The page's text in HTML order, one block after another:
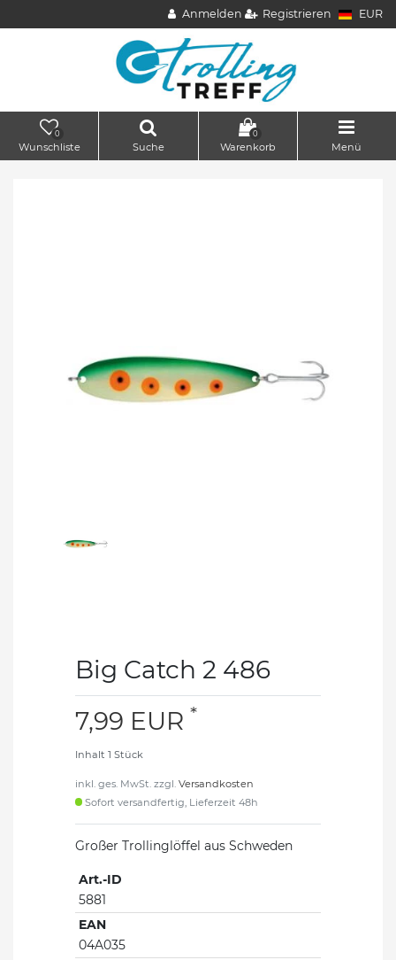
Anmelden Registrieren EUR
0
Wunschliste Suche
0
Warenkorb Menü
Big Catch 2 486
7,99 EUR *
Inhalt 1 Stück
inkl. ges. MwSt. zzgl. Versandkosten
Sofort versandfertig, Lieferzeit 48h
Großer Trollinglöffel aus Schweden
Art.-ID
5881
EAN
04A035